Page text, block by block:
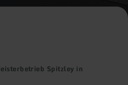
Spitzley in